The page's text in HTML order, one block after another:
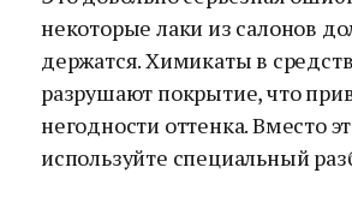
некоторые лаки из салонов
держатся. Химикаты в
разрушают покрытие, что
негодности оттенка. Вместо
используйте специальный